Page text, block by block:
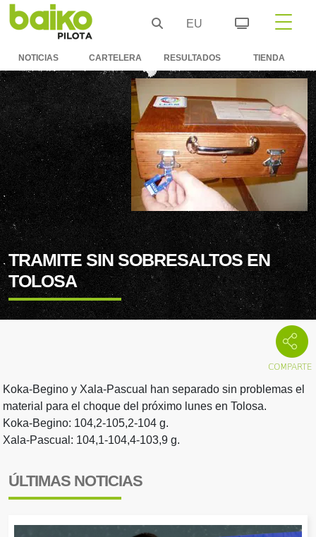
EU
NOTICIAS CARTELERA RESULTADOS TIENDA
TRAMITE SIN SOBRESALTOS EN
TOLOSA
Koka-Begino y Xala-Pascual han separado sin problemas el
material para el choque del próximo lunes en Tolosa.
Koka-Begino: 104,2-105,2-104 g.
Xala-Pascual: 104,1-104,4-103,9 g.
ÚLTIMAS NOTICIAS